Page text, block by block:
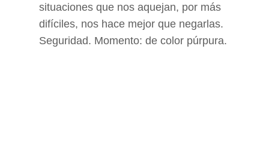
situaciones que nos aquejan, por más
difíciles, nos hace mejor que negarlas.
Seguridad. Momento: de color púrpura.